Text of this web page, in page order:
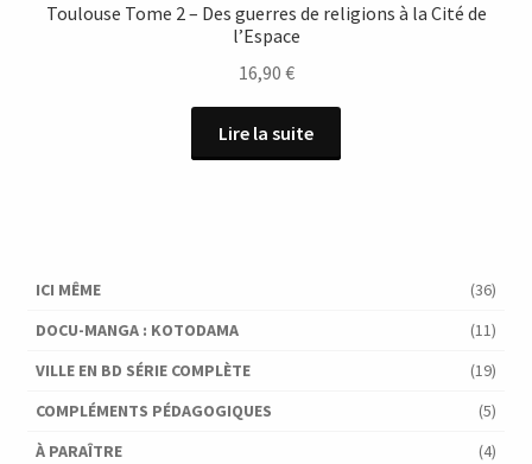
Toulouse Tome 2 – Des guerres de religions à la Cité de
l’Espace
16,90 €
Lire la suite
ICI MÊME
(36)
DOCU-MANGA : KOTODAMA
(11)
VILLE EN BD SÉRIE COMPLÈTE
(19)
COMPLÉMENTS PÉDAGOGIQUES
(5)
À PARAÎTRE
(4)